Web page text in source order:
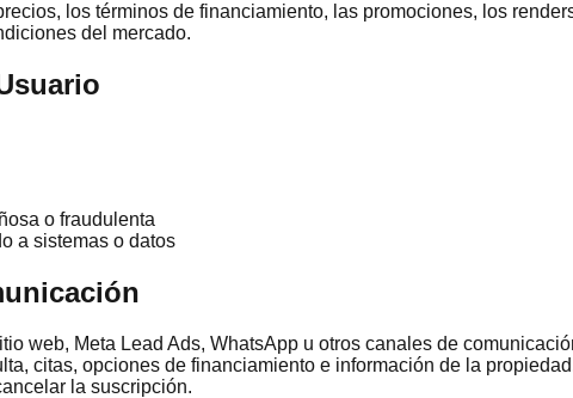
los términos de financiamiento, las promociones, los
del mercado.
o fraudulenta
a sistemas o datos
web, Meta Lead Ads, WhatsApp u otros canales de
citas, opciones de financiamiento e información de la
la suscripción.